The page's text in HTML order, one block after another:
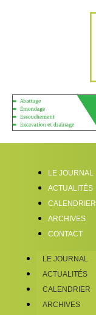
LE JOURNAL
ACTUALITÉS
CALENDRIER
ARCHIVES
CONTACT
LE JOURNAL
ACTUALITÉS
CALENDRIER
ARCHIVES